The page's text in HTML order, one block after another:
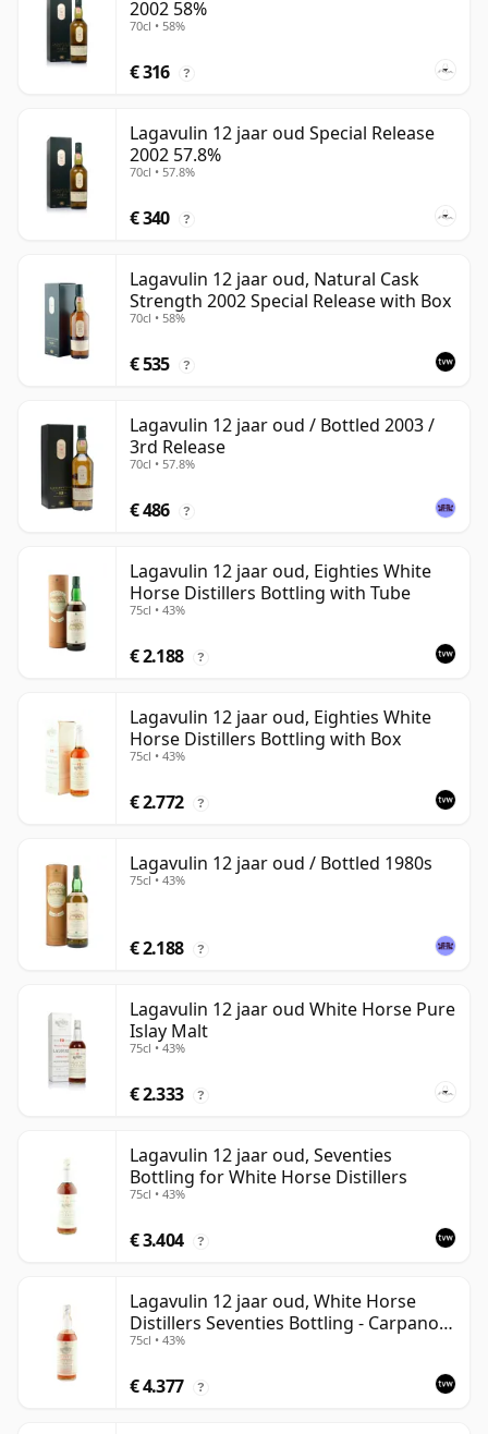
2002 58%
70cl • 58%
€ 316 ?
Lagavulin 12 jaar oud Special Release
2002 57.8%
70cl • 57.8%
€ 340 ?
Lagavulin 12 jaar oud, Natural Cask
Strength 2002 Special Release with Box
70cl • 58%
€ 535 ?
Lagavulin 12 jaar oud / Bottled 2003 /
3rd Release
70cl • 57.8%
€ 486 ?
Lagavulin 12 jaar oud, Eighties White
Horse Distillers Bottling with Tube
75cl • 43%
€ 2.188 ?
Lagavulin 12 jaar oud, Eighties White
Horse Distillers Bottling with Box
75cl • 43%
€ 2.772 ?
Lagavulin 12 jaar oud / Bottled 1980s
75cl • 43%
€ 2.188 ?
Lagavulin 12 jaar oud White Horse Pure
Islay Malt
75cl • 43%
€ 2.333 ?
Lagavulin 12 jaar oud, Seventies
Bottling for White Horse Distillers
75cl • 43%
€ 3.404 ?
Lagavulin 12 jaar oud, White Horse
Distillers Seventies Bottling - Carpano
Import
75cl • 43%
€ 4.377 ?